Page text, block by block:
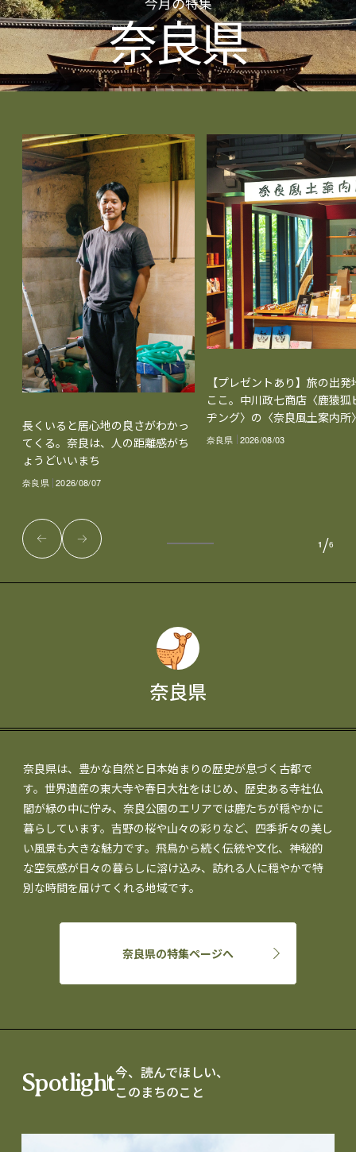
奈良県
奈良県
奈良県は、豊かな自然と日本始まりの歴史が息づく古都で
す。世界遺産の東大寺や春日大社をはじめ、歴史ある寺社仏
閣が緑の中に佇み、奈良公園のエリアでは鹿たちが穏やかに
暮らしています。吉野の桜や山々の彩りなど、四季折々の美し
い風景も大きな魅力です。飛鳥から続く伝統や文化、神秘的
な空気感が日々の暮らしに溶け込み、訪れる人に穏やかで特
別な時間を届けてくれる地域です。
奈良県の特集ページへ
長くいると居心地の良さがわかっ
てくる。奈良は、人の距離感がち
ょうどいいまち
奈良県 2026/08/07
【プレゼントあり】旅の出発
ここ。中川政七商店〈鹿猿狐
ヂング〉の〈奈良風土案内所
奈良県 2026/08/03
1 /6
Spotlight今、読んでほしい、
このまちのこと